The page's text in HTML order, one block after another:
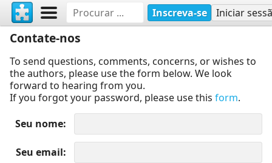
Inscreva-se Iniciar
Contate-nos
To send questions, comments, concerns, or wishes to
the authors, please use the form below. We look
forward to hearing from you.
If you forgot your password, please use this form.
Seu nome
Seu email